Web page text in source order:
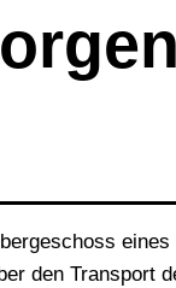
eines
den Transport